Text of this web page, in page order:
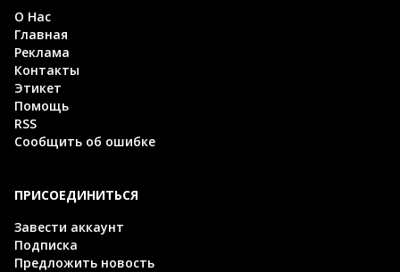
О Нас
Главная
Реклама
Контакты
Этикет
Помощь
RSS
Сообщить об ошибке
ПРИСОЕДИНИТЬСЯ
Завести аккаунт
Подписка
Предложить новость